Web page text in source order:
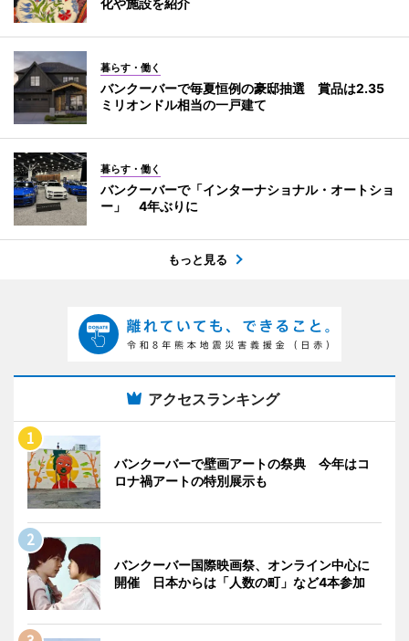
暮らす・働く
バンクーバーで毎夏恒例の豪邸抽選 賞品は2.35
ミリオンドル相当の一戸建て
暮らす・働く
バンクーバーで「インターナショナル・オートショ
ー」 4年ぶりに
もっと見る
アクセスランキング
バンクーバーで壁画アートの祭典 今年はコ
ロナ禍アートの特別展示も
バンクーバー国際映画祭、オンライン中心に
開催 日本からは「人数の町」など4本参加